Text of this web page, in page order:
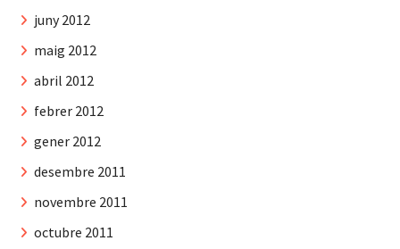
juny 2012
maig 2012
abril 2012
febrer 2012
gener 2012
desembre 2011
novembre 2011
octubre 2011